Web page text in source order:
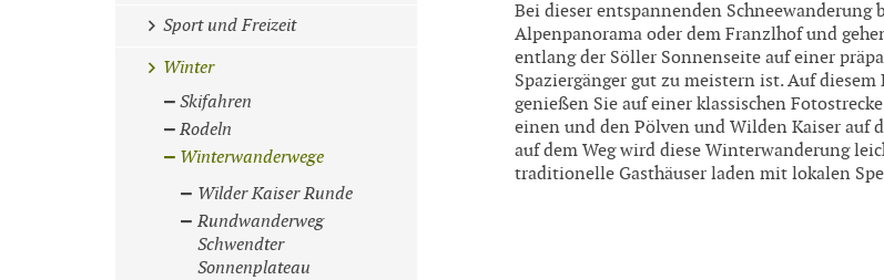
Bei dieser entspannenden Schneewanderung
Alpenpanorama oder dem Franzlhof und
entlang der Söller Sonnenseite auf einer
Spaziergänger gut zu meistern ist. Auf
genießen Sie auf einer klassischen
einen und den Pölven und Wilden Kaiser auf
auf dem Weg wird diese Winterwanderung
traditionelle Gasthäuser laden mit lokalen
Sport und Freizeit
Winter
Skifahren
Rodeln
Winterwanderwege
Wilder Kaiser Runde
Rundwanderweg
Schwendter
Sonnenplateau